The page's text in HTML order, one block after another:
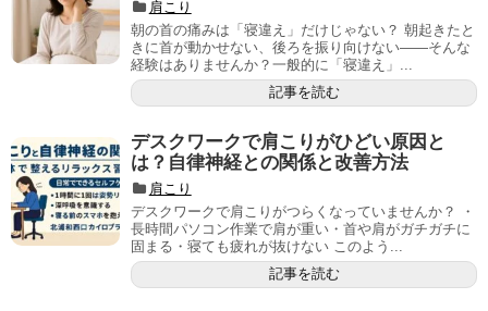
肩こり
朝の首の痛みは「寝違え」だけじゃない？ 朝起きたと
きに首が動かせない、後ろを振り向けない――そんな
経験はありませんか？一般的に「寝違え」...
記事を読む
デスクワークで肩こりがひどい原因と
は？自律神経との関係と改善方法
肩こり
デスクワークで肩こりがつらくなっていませんか？ ・
長時間パソコン作業で肩が重い・首や肩がガチガチに
固まる・寝ても疲れが抜けない このよう...
記事を読む